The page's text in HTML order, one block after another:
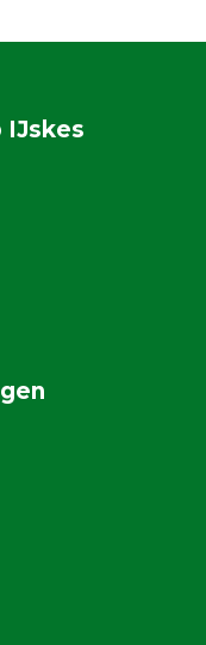
IJskes